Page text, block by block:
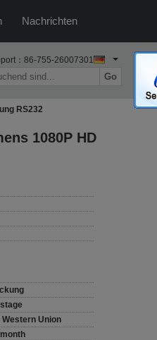
Nachrichten
： 86-755-26007301
Go
RS232
1080P HD
Western Union